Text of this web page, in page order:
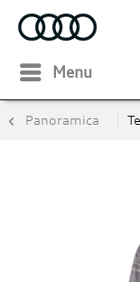
Menu
Panoramica